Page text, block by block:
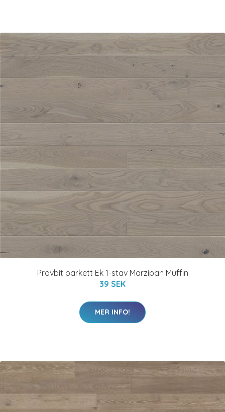
Provbit parkett Ek 1-stav Marzipan Muffin
39 SEK
MER INFO!